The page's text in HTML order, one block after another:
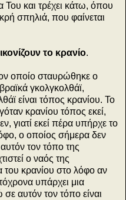
Του και τρέχει κάτω, όπου
σπηλιά, που φαίνεται
το κρανίο.
οποίο σταυρώθηκε ο
γκολγκολθάϊ,
είναι τόπος κρανίου. Το
κρανίου τόπος εκεί,
γιατί εκεί πέρα υπήρχε το
ο οποίος σήμερα δεν
τον τόπο της
ο ναός της
κρανίου στο λόφο αν
υπάρχει μια
αυτόν τον τόπο είναι